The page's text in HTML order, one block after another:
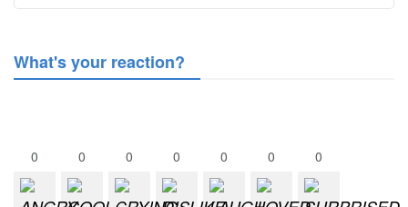
What's your reaction?
0 0 0 0 0 0 0